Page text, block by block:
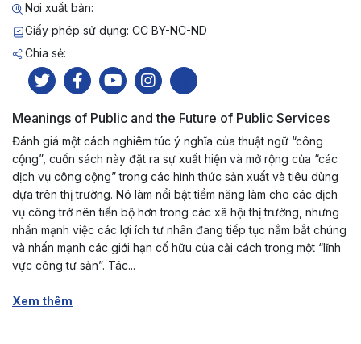
Nơi xuất bản:
Giấy phép sử dụng: CC BY-NC-ND
Chia sẻ:
Meanings of Public and the Future of Public Services
Đánh giá một cách nghiêm túc ý nghĩa của thuật ngữ “công
cộng”, cuốn sách này đặt ra sự xuất hiện và mở rộng của “các
dịch vụ công cộng” trong các hình thức sản xuất và tiêu dùng
dựa trên thị trường. Nó làm nổi bật tiềm năng làm cho các dịch
vụ công trở nên tiến bộ hơn trong các xã hội thị trường, nhưng
nhấn mạnh việc các lợi ích tư nhân đang tiếp tục nắm bắt chúng
và nhấn mạnh các giới hạn cố hữu của cải cách trong một “lĩnh
vực công tư sản”. Tác...
Xem thêm